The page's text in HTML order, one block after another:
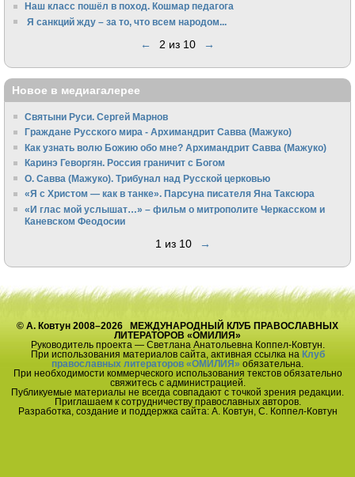
Наш класс пошёл в поход. Кошмар педагога
Я санкций жду – за то, что всем народом...
← 2 из 10 →
Новое в медиагалерее
Святыни Руси. Сергей Марнов
Граждане Русского мира - Архимандрит Савва (Мажуко)
Как узнать волю Божию обо мне? Архимандрит Савва (Мажуко)
Каринэ Геворгян. Россия граничит с Богом
О. Савва (Мажуко). Трибунал над Русской церковью
«Я с Христом — как в танке». Парсуна писателя Яна Таксюра
«И глас мой услышат…» – фильм о митрополите Черкасском и
Каневском Феодосии
1 из 10 →
© А. Ковтун 2008–2026 МЕЖДУНАРОДНЫЙ КЛУБ ПРАВОСЛАВНЫХ
ЛИТЕРАТОРОВ «ОМИЛИЯ»
Руководитель проекта — Светлана Анатольевна Коппел-Ковтун.
При использования материалов сайта, активная ссылка на Клуб
православных литераторов «ОМИЛИЯ» обязательна.
При необходимости коммерческого использования текстов обязательно
свяжитесь с администрацией.
Публикуемые материалы не всегда совпадают с точкой зрения редакции.
Приглашаем к сотрудничеству православных авторов.
Разработка, создание и поддержка сайта: А. Ковтун, С. Коппел-Ковтун